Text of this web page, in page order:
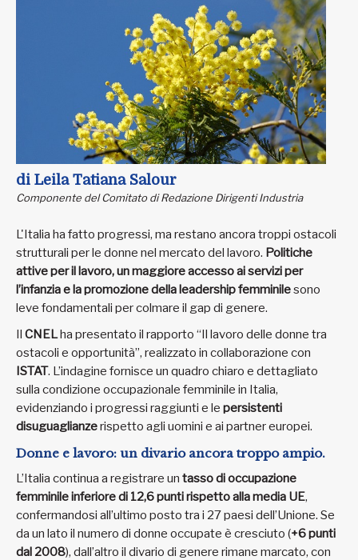
di Leila Tatiana Salour
Componente del Comitato di Redazione Dirigenti Industria
L'Italia ha fatto progressi, ma restano ancora troppi ostacoli
strutturali per le donne nel mercato del lavoro. Politiche
attive per il lavoro, un maggiore accesso ai servizi per
l’infanzia e la promozione della leadership femminilesono
leve fondamentali per colmare il gap di genere.
Il CNELha presentato il rapporto “Il lavoro delle donne tra
ostacoli e opportunità”, realizzato in collaborazione con
ISTAT. L’indagine fornisce un quadro chiaro e dettagliato
sulla condizione occupazionale femminile in Italia,
evidenziando i progressi raggiunti e le persistenti
disuguaglianzerispetto agli uomini e ai partner europei.
Donne e lavoro: un divario ancora troppo ampio.
L’Italia continua a registrare un tasso di occupazione
femminile inferiore di 12,6 punti rispetto alla media UE,
confermandosi all’ultimo posto tra i 27 paesi dell’Unione. Se
da un lato il numero di donne occupate è cresciuto (+6 punti
dal 2008), dall’altro il divario di genere rimane marcato, con